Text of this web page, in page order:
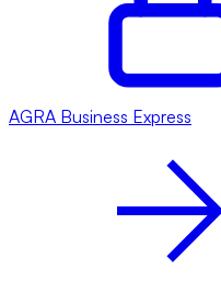
AGRA Business Express